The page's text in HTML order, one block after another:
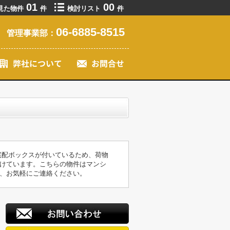
た物件 01 件 検討リスト 00 件
管理事業部： 06-6885-8515
ボックスが付いているため、荷物
ています。こちらの物件はマンシ
お気軽にご連絡ください。